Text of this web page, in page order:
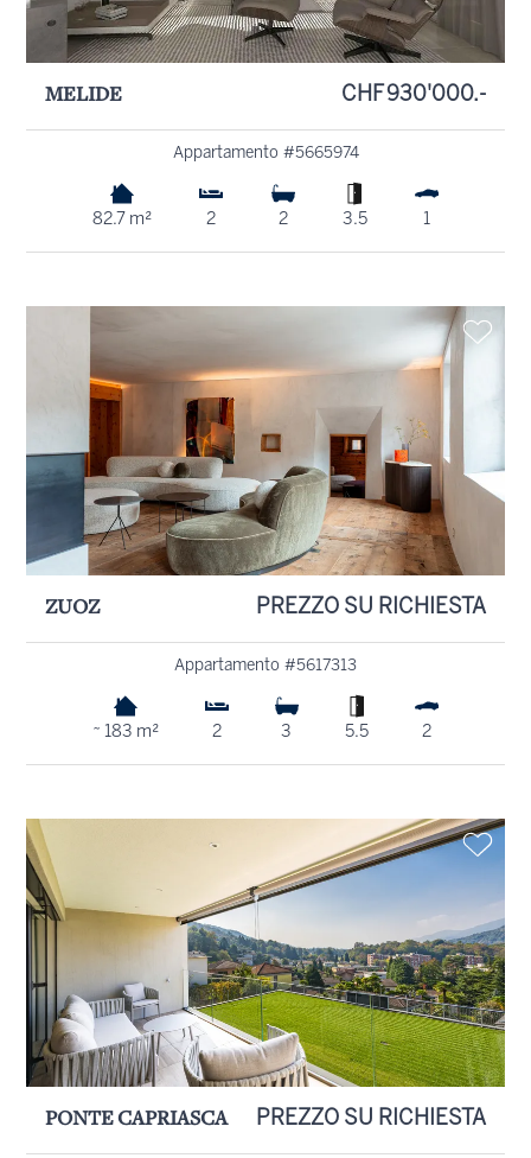
MELIDE CHF 930'000.-
Appartamento #5665974
82.7 m² 2 2 3.5 1
ZUOZ PREZZO SU RICHIESTA
Appartamento #5617313
~ 183 m² 2 3 5.5 2
PONTE CAPRIASCA PREZZO SU RICHIESTA